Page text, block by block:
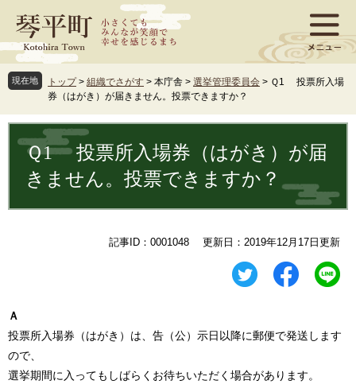
ジ
先
頭
す
ュ
を
飛
し
現在地 トップ > 組織でさがす > 本庁舎 > 選挙管理委員会 > Ｑ1 投票所入場
券（はがき）が届きません。投票できますか？
文
Ｑ1 投票所入場券（はがき）が届
きません。投票できますか？
記事ID：0001048 更新日：2019年12月17日更新
Ａ
投票所入場券（はがき）は、告（公）示日以降に郵便で発送します
ので、
選挙期間に入ってもしばらくお待ちいただく場合があります。